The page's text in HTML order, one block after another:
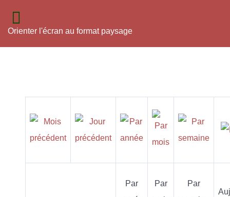
Orienter l'écran au format paysage
Par
Par
Par